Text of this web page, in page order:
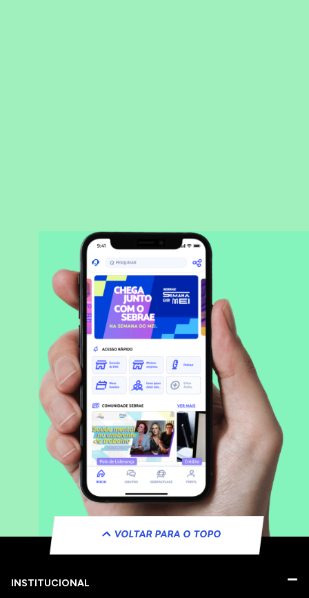
VOLTAR PARA O TOPO
INSTITUCIONAL